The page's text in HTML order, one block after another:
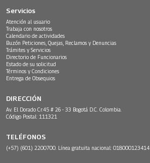
Servicios
Atención al usuario
Trabaja con nosotros
Calendario de actividades
Buzón Peticiones, Quejas, Reclamos y Denuncias
Trámites y Servicios
Directorio de Funcionarios
Estado de su solicitud
Términos y Condiciones
Entrega de Obsequios
DIRECCIÓN
Av. El Dorado Cr.45 # 26 - 33 Bogotá D.C. Colombia.
Código Postal: 111321
TELÉFONOS
(+57) (601) 2200700. Línea gratuita nacional: 018000123414